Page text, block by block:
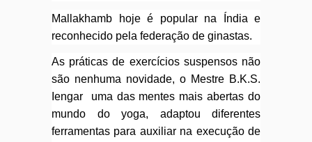
Mallakhamb hoje é popular na Índia e
reconhecido pela federação de ginastas.
As práticas de exercícios suspensos não
são nenhuma novidade, o Mestre B.K.S.
Iengar uma das mentes mais abertas do
mundo do yoga, adaptou diferentes
ferramentas para auxiliar na execução de